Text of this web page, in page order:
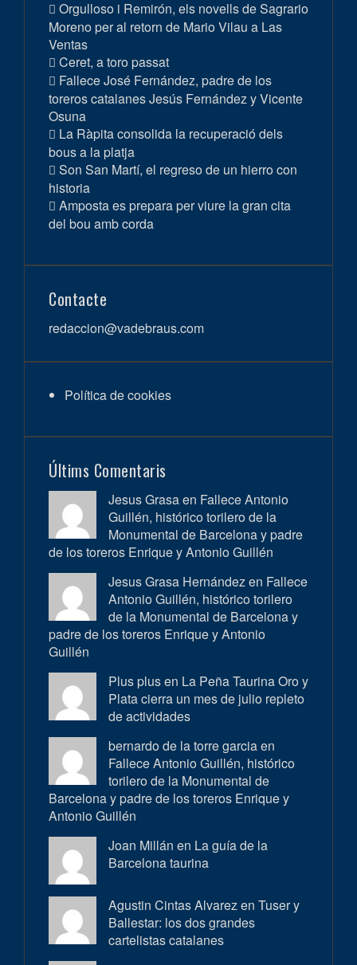
Orgulloso i Remirón, els novells de Sagrario
Moreno per al retorn de Mario Vilau a Las
Ventas
Ceret, a toro passat
Fallece José Fernández, padre de los
toreros catalanes Jesús Fernández y Vicente
Osuna
La Ràpita consolida la recuperació dels
bous a la platja
Son San Martí, el regreso de un hierro con
historia
Amposta es prepara per viure la gran cita
del bou amb corda
Contacte
redaccion@vadebraus.com
Política de cookies
Últims Comentaris
Jesus Grasa en Fallece Antonio
Guillén, histórico torilero de la
Monumental de Barcelona y padre
de los toreros Enrique y Antonio Guillén
Jesus Grasa Hernández en Fallece
Antonio Guillén, histórico torilero
de la Monumental de Barcelona y
padre de los toreros Enrique y Antonio
Guillén
Plus plus en La Peña Taurina Oro y
Plata cierra un mes de julio repleto
de actividades
bernardo de la torre garcia en
Fallece Antonio Guillén, histórico
torilero de la Monumental de
Barcelona y padre de los toreros Enrique y
Antonio Guillén
Joan Millán en La guía de la
Barcelona taurina
Agustin Cintas Alvarez en Tuser y
Ballestar: los dos grandes
cartelistas catalanes